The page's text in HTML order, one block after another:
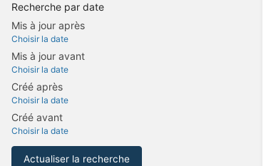
Recherche par date
Mis à jour après
Choisir la date
Mis à jour avant
Choisir la date
Créé après
Choisir la date
Créé avant
Choisir la date
Actualiser la recherche